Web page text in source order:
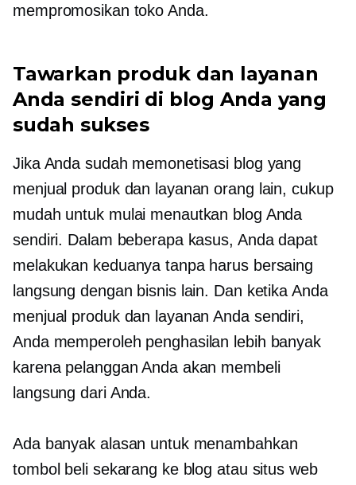
mempromosikan toko Anda.
Tawarkan produk dan layanan
Anda sendiri di blog Anda yang
sudah sukses
Jika Anda sudah memonetisasi blog yang
menjual produk dan layanan orang lain, cukup
mudah untuk mulai menautkan blog Anda
sendiri. Dalam beberapa kasus, Anda dapat
melakukan keduanya tanpa harus bersaing
langsung dengan bisnis lain. Dan ketika Anda
menjual produk dan layanan Anda sendiri,
Anda memperoleh penghasilan lebih banyak
karena pelanggan Anda akan membeli
langsung dari Anda.
Ada banyak alasan untuk menambahkan
tombol beli sekarang ke blog atau situs web